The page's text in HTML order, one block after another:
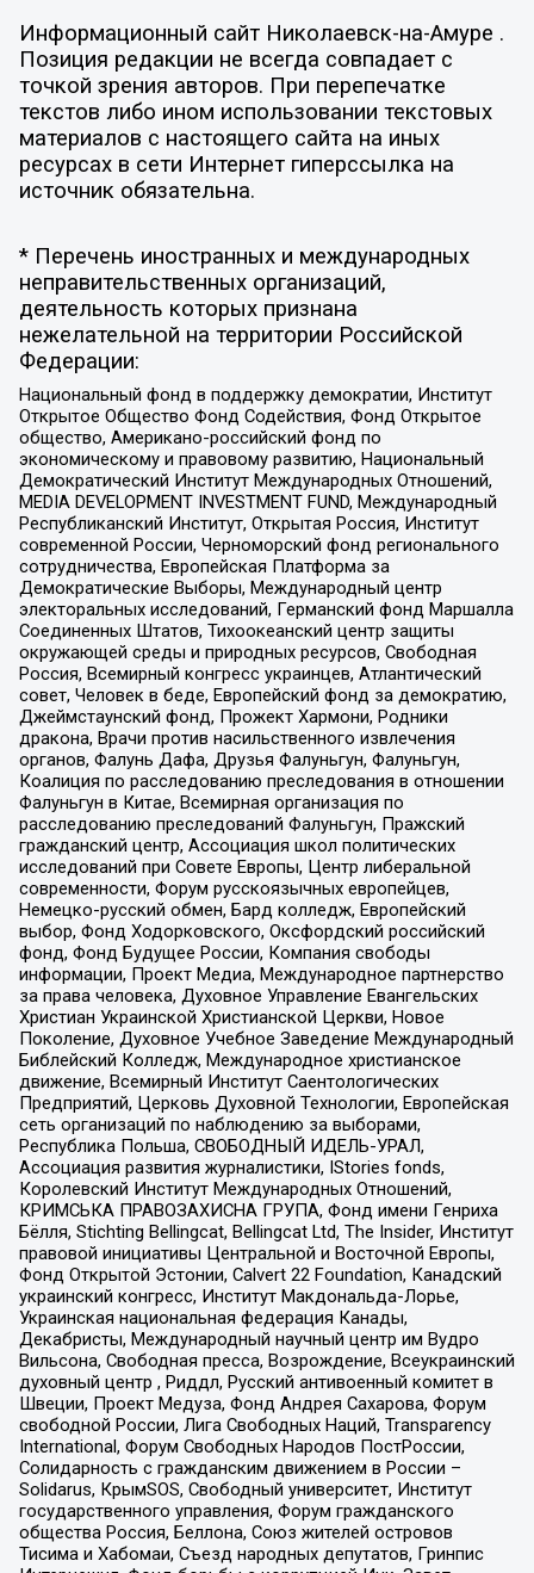
Информационный сайт Николаевск-на-Амуре .
Позиция редакции не всегда совпадает с
точкой зрения авторов. При перепечатке
текстов либо ином использовании текстовых
материалов с настоящего сайта на иных
ресурсах в сети Интернет гиперссылка на
источник обязательна.
* Перечень иностранных и международных
неправительственных организаций,
деятельность которых признана
нежелательной на территории Российской
Федерации:
Национальный фонд в поддержку демократии, Институт
Открытое Общество Фонд Содействия, Фонд Открытое
общество, Американо-российский фонд по
экономическому и правовому развитию, Национальный
Демократический Институт Международных Отношений,
MEDIA DEVELOPMENT INVESTMENT FUND, Международный
Республиканский Институт, Открытая Россия, Институт
современной России, Черноморский фонд регионального
сотрудничества, Европейская Платформа за
Демократические Выборы, Международный центр
электоральных исследований, Германский фонд Маршалла
Соединенных Штатов, Тихоокеанский центр защиты
окружающей среды и природных ресурсов, Свободная
Россия, Всемирный конгресс украинцев, Атлантический
совет, Человек в беде, Европейский фонд за демократию,
Джеймстаунский фонд, Прожект Хармони, Родники
дракона, Врачи против насильственного извлечения
органов, Фалунь Дафа, Друзья Фалуньгун, Фалуньгун,
Коалиция по расследованию преследования в отношении
Фалуньгун в Китае, Всемирная организация по
расследованию преследований Фалуньгун, Пражский
гражданский центр, Ассоциация школ политических
исследований при Совете Европы, Центр либеральной
современности, Форум русскоязычных европейцев,
Немецко-русский обмен, Бард колледж, Европейский
выбор, Фонд Ходорковского, Оксфордский российский
фонд, Фонд Будущее России, Компания свободы
информации, Проект Медиа, Международное партнерство
за права человека, Духовное Управление Евангельских
Христиан Украинской Христианской Церкви, Новое
Поколение, Духовное Учебное Заведение Международный
Библейский Колледж, Международное христианское
движение, Всемирный Институт Саентологических
Предприятий, Церковь Духовной Технологии, Европейская
сеть организаций по наблюдению за выборами,
Республика Польша, СВОБОДНЫЙ ИДЕЛЬ-УРАЛ,
Ассоциация развития журналистики, IStories fonds,
Королевский Институт Международных Отношений,
КРИМСЬКА ПРАВОЗАХИСНА ГРУПА, Фонд имени Генриха
Бёлля, Stichting Bellingcat, Bellingcat Ltd, The Insider, Институт
правовой инициативы Центральной и Восточной Европы,
Фонд Открытой Эстонии, Calvert 22 Foundation, Канадский
украинский конгресс, Институт Макдональда-Лорье,
Украинская национальная федерация Канады,
Декабристы, Международный научный центр им Вудро
Вильсона, Свободная пресса, Возрождение, Всеукраинский
духовный центр , Риддл, Русский антивоенный комитет в
Швеции, Проект Медуза, Фонд Андрея Сахарова, Форум
свободной России, Лига Свободных Наций, Transparеncy
International, Форум Свободных Народов ПостРоссии,
Солидарность с гражданским движением в России –
Solidarus, КрымSOS, Свободный университет, Институт
государственного управления, Форум гражданского
общества Россия, Беллона, Союз жителей островов
Тисима и Хабомаи, Съезд народных депутатов, Гринпис